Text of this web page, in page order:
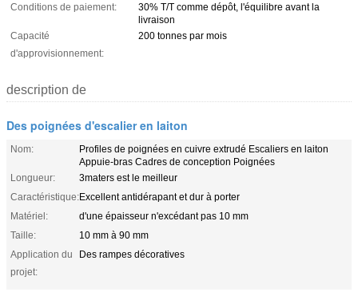
Conditions de paiement:
30% T/T comme dépôt, l'équilibre avant la
livraison
Capacité
d'approvisionnement:
200 tonnes par mois
description de
Des poignées d'escalier en laiton
Nom:
Profiles de poignées en cuivre extrudé Escaliers en laiton
Appuie-bras Cadres de conception Poignées
Longueur:
3maters est le meilleur
Caractéristique:Excellent antidérapant et dur à porter
Matériel:
d'une épaisseur n'excédant pas 10 mm
Taille:
10 mm à 90 mm
Application du
projet:
Des rampes décoratives